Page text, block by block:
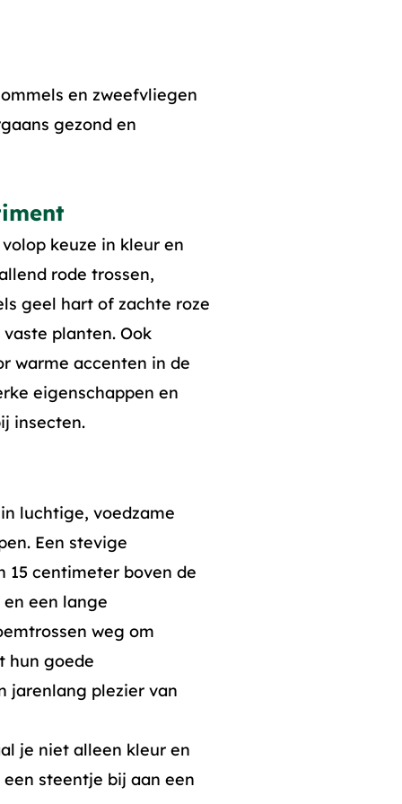
en zweefvliegen
gezond en
keuze in kleur en
rode trossen,
geel hart of zachte roze
planten. Ook
warme accenten in de
eigenschappen en
insecten.
luchtige, voedzame
Een stevige
15 centimeter boven de
een lange
weg om
hun goede
jarenlang plezier van
je niet alleen kleur en
steentje bij aan een